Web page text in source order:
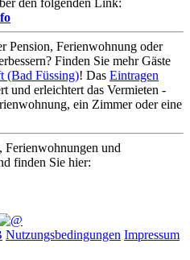
Pension, Ferienwohnung oder
Finden Sie mehr Gäste
(Bad Füssing)! Das Eintragen
und erleichtert das Vermieten -
ein Zimmer oder eine
Ferienwohnungen und
finden Sie hier:
Nutzungsbedingungen Impressum